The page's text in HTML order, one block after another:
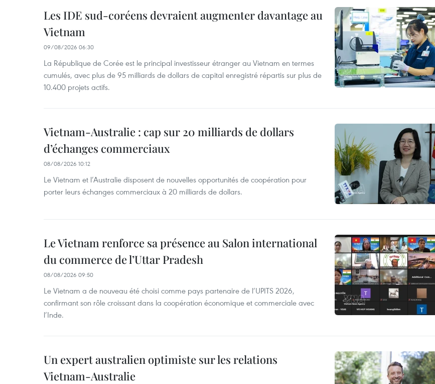
Les IDE sud-coréens devraient augmenter davantage au
Vietnam
09/08/2026 06:30
La République de Corée est le principal investisseur étranger au Vietnam en termes
cumulés, avec plus de 95 milliards de dollars de capital enregistré répartis sur plus de
10.400 projets actifs.
Vietnam-Australie : cap sur 20 milliards de dollars
d’échanges commerciaux
08/08/2026 10:12
Le Vietnam et l’Australie disposent de nouvelles opportunités de coopération pour
porter leurs échanges commerciaux à 20 milliards de dollars.
Le Vietnam renforce sa présence au Salon international
du commerce de l’Uttar Pradesh
08/08/2026 09:50
Le Vietnam a de nouveau été choisi comme pays partenaire de l’UPITS 2026,
confirmant son rôle croissant dans la coopération économique et commerciale avec
l’Inde.
Un expert australien optimiste sur les relations
Vietnam-Australie